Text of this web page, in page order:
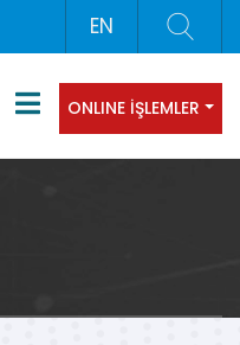
EN
ONLINE İŞLEMLER